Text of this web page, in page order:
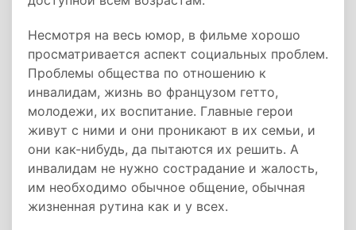
Несмотря на весь юмор, в фильме хорошо
просматривается аспект социальных проблем.
Проблемы общества по отношению к
инвалидам, жизнь во французом гетто,
молодежи, их воспитание. Главные герои
живут с ними и они проникают в их семьи, и
они как-нибудь, да пытаются их решить. А
инвалидам не нужно сострадание и жалость,
им необходимо обычное общение, обычная
жизненная рутина как и у всех.